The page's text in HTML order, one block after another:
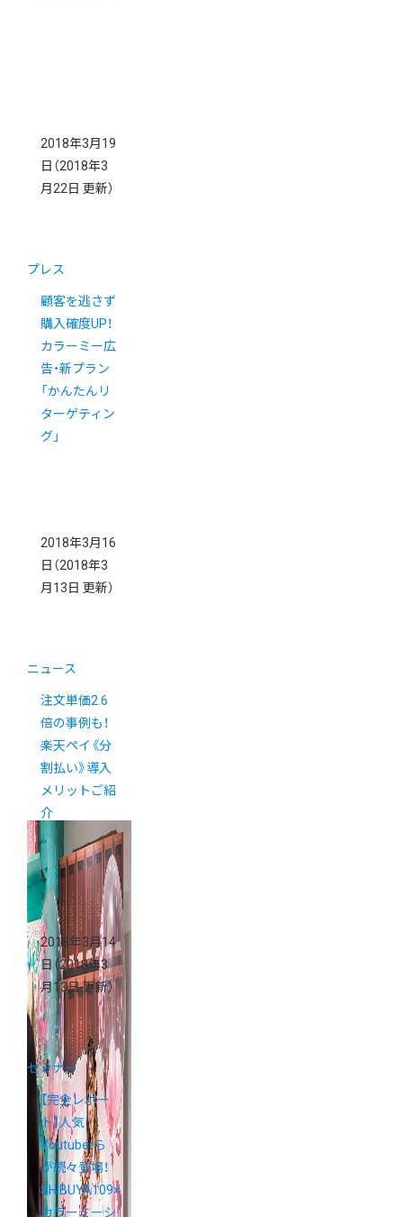
2018年3月19
日 （2018年3
月22日 更新）
プレス
顧客を逃さず
購入確度UP！
カラーミー広
告・新プラン
「かんたんリ
ターゲティン
グ」
2018年3月16
日 （2018年3
月13日 更新）
ニュース
注文単価2.6
倍の事例も！
楽天ペイ《分
割払い》導入
メリットご紹
介
2018年3月14
日 （2018年3
月13日 更新）
セミナー
【完全レポー
ト】人気
Youtuberら
が続々登場！
SHIBUYA109×
カラーミーシ